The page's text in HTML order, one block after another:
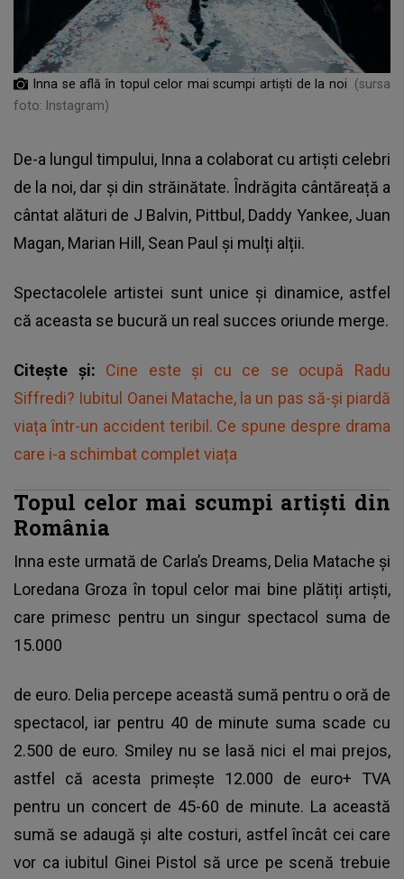
Inna se află în topul celor mai scumpi artiști de la noi
(sursa
foto: Instagram)
De-a lungul timpului, Inna a colaborat cu artiști celebri
de la noi, dar și din străinătate. Îndrăgita cântăreață a
cântat alături de J Balvin, Pittbul, Daddy Yankee, Juan
Magan, Marian Hill, Sean Paul și mulți alții.
Spectacolele artistei sunt unice și dinamice, astfel
că aceasta se bucură un real succes oriunde merge.
Citește și: Cine este și cu ce se ocupă Radu
Siffredi? Iubitul Oanei Matache, la un pas să-și piardă
viața într-un accident teribil. Ce spune despre drama
care i-a schimbat complet viața
Topul celor mai scumpi artiști din
România
Inna este urmată de Carla’s Dreams, Delia Matache și
Loredana Groza în topul celor mai bine plătiți artiști,
care primesc pentru un singur spectacol suma de
15.000
de euro. Delia percepe această sumă pentru o oră de
spectacol, iar pentru 40 de minute suma scade cu
2.500 de euro. Smiley nu se lasă nici el mai prejos,
astfel că acesta primește 12.000 de euro+ TVA
pentru un concert de 45-60 de minute. La această
sumă se adaugă și alte costuri, astfel încât cei care
vor ca iubitul Ginei Pistol să urce pe scenă trebuie